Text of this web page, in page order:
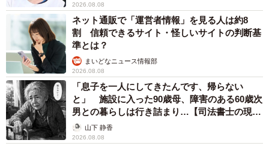
石黒圭さん関連情報
Xアカウント：
https://x.com/ishigurokei
『本物の読解力』（SB Creative）：
https://www.sbcr.jp/product/4815640330/
「ご主人さま」「奥さま」を避けたい人は多い。でも、代
わりの言葉が見つからない。
2026.08.08
ネット通販で「運営者情報」を見る人は約8
割 信頼できるサイト・怪しいサイトの判断基
準とは？
まいどなニュース情報部
2026.08.08
「息子を一人にしてきたんです、帰らない
と」 施設に入った90歳母、障害のある60歳次
男との暮らしは行き詰まり…【司法書士の現場
から】山下 静香
2026.08.08